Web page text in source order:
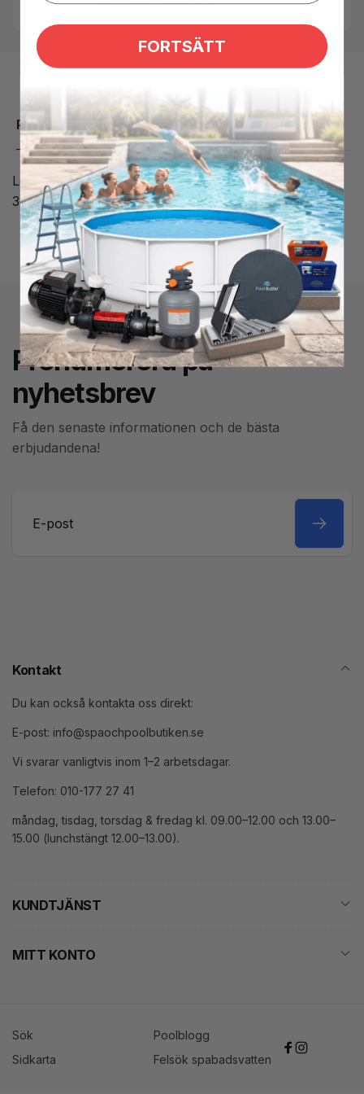
Produktbeskrivning
Lock till Coast spas Niagara i grå färg med tjocklek 5-
3"
Prenumerera på
nyhetsbrev
Få den senaste informationen och de bästa
erbjudandena!
Kontakt
Du kan också kontakta oss direkt:
E-post: info@spaochpoolbutiken.se
Vi svarar vanligtvis inom 1–2 arbetsdagar.
Telefon: 010-177 27 41
måndag, tisdag, torsdag & fredag kl. 09.00–12.00 och 13.00–
15.00 (lunchstängt 12.00–13.00).
KUNDTJÄNST
MITT KONTO
Sök
Poolblogg
Sidkarta
Felsök spabadsvatten Facebook
Instagram
FORTSÄTT